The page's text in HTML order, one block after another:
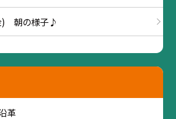
) 朝の様子♪
革